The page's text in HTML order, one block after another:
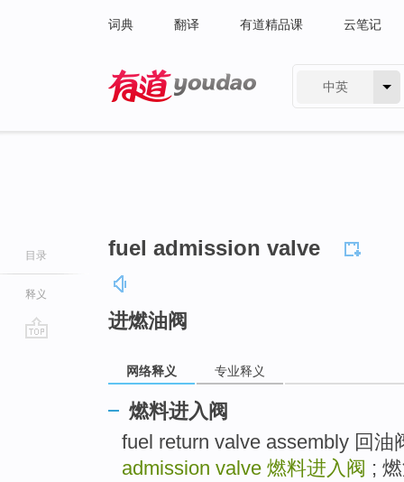
词典 翻译 有道精品课 云笔记
中英
目录
释义
fuel admission valve
进燃油阀
网络释义 专业释义
燃料进入阀
fuel return valve assembly 回
admission valve 燃料进入阀 ;